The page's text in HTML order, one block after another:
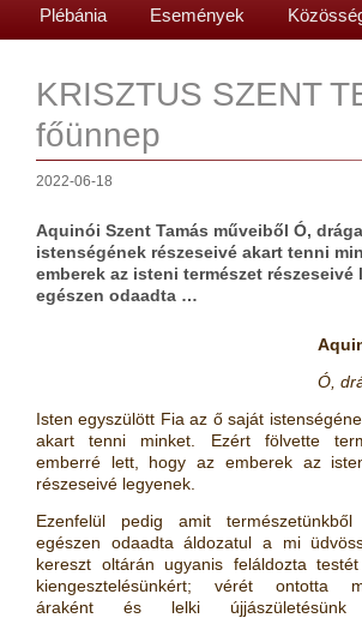
Plébánia Események
KRISZTUS SZENT
főünnep
2022-06-18
Aquinói Szent Tamás műveiből Ó,
istenségének részeseivé akart tenni
emberek az isteni természet
egészen odaadta …
Ó,
Isten egyszülött Fia az ő saját
akart tenni minket. Ezért fölvette
emberré lett, hogy az emberek az
részeseivé legyenek.
Ezenfelül pedig amit
egészen odaadta áldozatul a mi
kereszt oltárán ugyanis feláldozta
kiengesztelésünkért; vérét ontotta
áraként és lelki újjászületésünk